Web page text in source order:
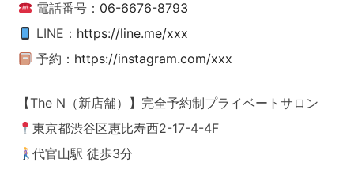
電話番号： 06-6676-8793
LINE： https://line.me/xxx
予約： https://instagram.com/xxx
【The N（新店舗）】完全予約制プライベートサロン
東京都渋谷区恵比寿西2-17-4-4F
代官山駅 徒歩3分